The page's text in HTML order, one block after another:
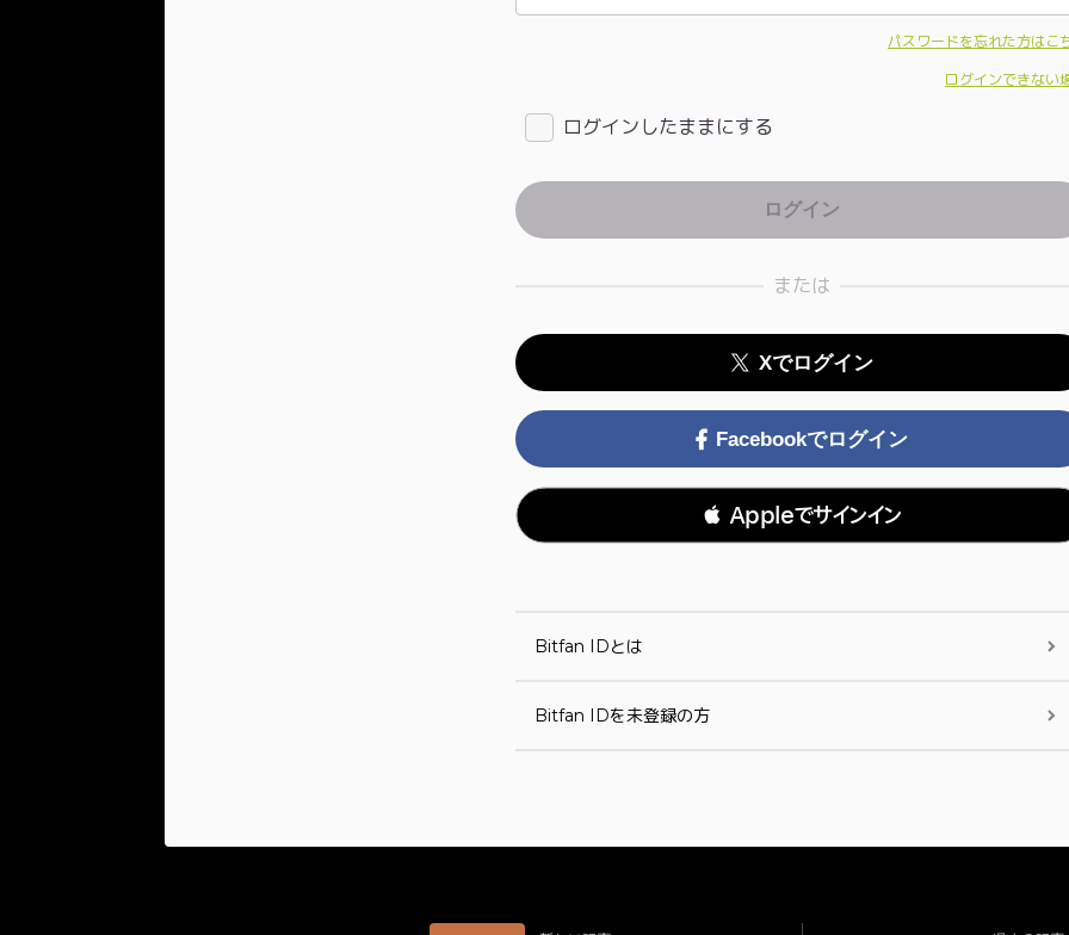
パスワードを忘れた方はこ
ログインできない
ログインしたままにする
または
Xでログイン
Facebookでログイン
 Appleでサインイン
Bitfan IDとは
Bitfan IDを未登録の方